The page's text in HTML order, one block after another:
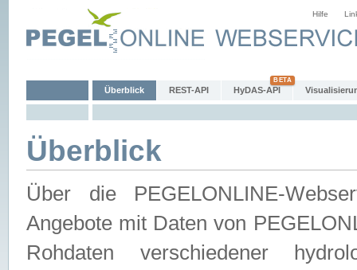
Hilfe
Überblick REST-API HyDAS-API
Überblick
Über die PEGELONLINE-
Angebote mit Daten von
Rohdaten verschiedener